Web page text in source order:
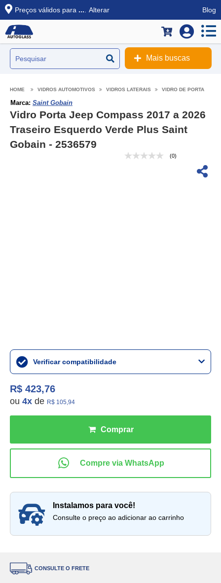
Preços válidos para ... Alterar Blog
Mais buscas
VIDROS AUTOMOTIVOS VIDROS LATERAIS VIDRO DE PORTA
Marca: Saint Gobain
Vidro Porta Jeep Compass 2017 a 2026
Traseiro Esquerdo Verde Plus Saint
Gobain - 2536579
(0)
Verificar compatibilidade
R$ 423,76
ou 4x de R$ 105,94
instalamos para você!
Consulte o preço ao adicionar ao carrinho
CONSULTE O FRETE